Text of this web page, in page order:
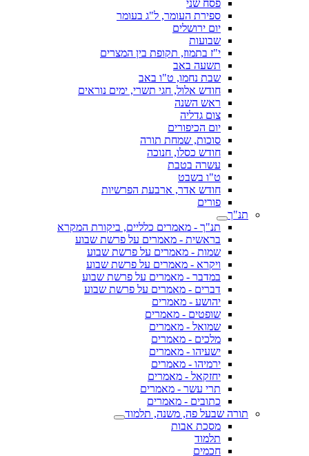
פסח שני
ספירת העומר, ל"ג בעומר
יום ירושלים
שבועות
י"ז בתמוז, תקופת בין המצרים
תשעה באב
שבת נחמו, ט"ו באב
חודש אלול, חגי תשרי, ימים נוראים
ראש השנה
צום גדליה
יום הכיפורים
סוכות, שמחת תורה
חודש כסלו, חנוכה
עשרה בטבת
ט"ו בשבט
חודש אדר, ארבעת הפרשיות
פורים
תנ"ך
תנ"ך - מאמרים כלליים, ביקורת המקרא
בראשית - מאמרים על פרשת שבוע
שמות - מאמרים על פרשת שבוע
ויקרא - מאמרים על פרשת שבוע
במדבר - מאמרים על פרשת שבוע
דברים - מאמרים על פרשת שבוע
יהושע - מאמרים
שופטים - מאמרים
שמואל - מאמרים
מלכים - מאמרים
ישעיהו - מאמרים
ירמיהו - מאמרים
יחזקאל - מאמרים
תרי עשר - מאמרים
כתובים - מאמרים
תורה שבעל פה, משנה, תלמוד
מסכת אבות
תלמוד
חכמים